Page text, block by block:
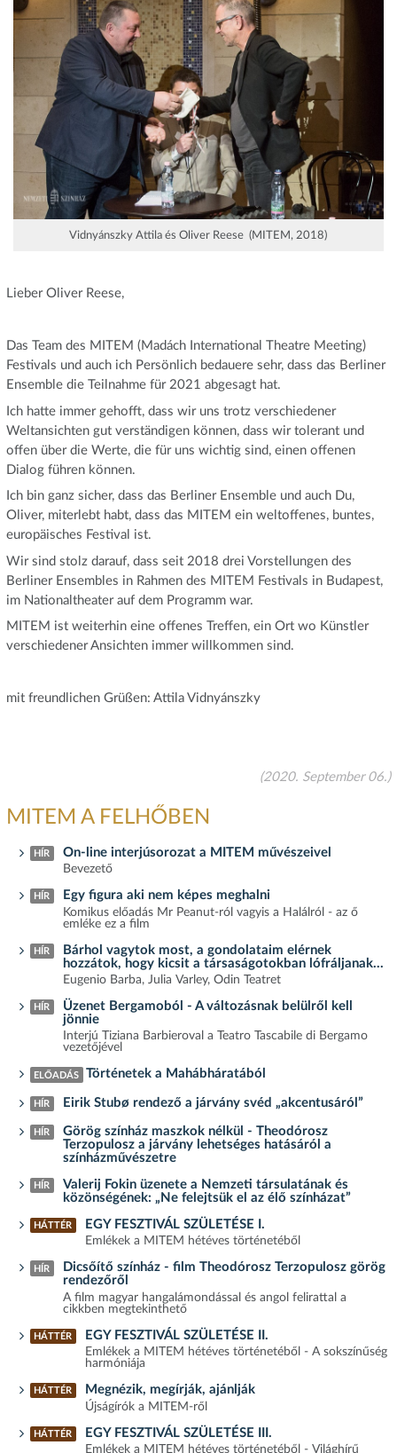
Vidnyánszky Attila és Oliver Reese (MITEM, 2018)
Lieber Oliver Reese,
Das Team des MITEM (Madách International Theatre Meeting)
Festivals und auch ich Persönlich bedauere sehr, dass das Berliner
Ensemble die Teilnahme für 2021 abgesagt hat.
Ich hatte immer gehofft, dass wir uns trotz verschiedener
Weltansichten gut verständigen können, dass wir tolerant und
offen über die Werte, die für uns wichtig sind, einen offenen
Dialog führen können.
Ich bin ganz sicher, dass das Berliner Ensemble und auch Du,
Oliver, miterlebt habt, dass das MITEM ein weltoffenes, buntes,
europäisches Festival ist.
Wir sind stolz darauf, dass seit 2018 drei Vorstellungen des
Berliner Ensembles in Rahmen des MITEM Festivals in Budapest,
im Nationaltheater auf dem Programm war.
MITEM ist weiterhin eine offenes Treffen, ein Ort wo Künstler
verschiedener Ansichten immer willkommen sind.
mit freundlichen Grüßen: Attila Vidnyánszky
(2020. September 06.)
MITEM A FELHŐBEN
HÍR On-line interjúsorozat a MITEM művészeivel
Bevezető
HÍR Egy figura aki nem képes meghalni
Komikus előadás Mr Peanut-ról vagyis a Halálról - az ő
emléke ez a film
HÍR
Bárhol vagytok most, a gondolataim elérnek
hozzátok, hogy kicsit a társaságotokban lófráljanak...
Eugenio Barba, Julia Varley, Odin Teatret
HÍR
Üzenet Bergamoból - A változásnak belülről kell
jönnie
Interjú Tiziana Barbieroval a Teatro Tascabile di Bergamo
vezetőjével
ELŐADÁS Történetek a Mahábháratából
HÍR Eirik Stubø rendező a járvány svéd „akcentusáról”
HÍR
Görög színház maszkok nélkül - Theodórosz
Terzopulosz a járvány lehetséges hatásáról a
színházművészetre
HÍR
Valerij Fokin üzenete a Nemzeti társulatának és
közönségének: „Ne felejtsük el az élő színházat”
HÁTTÉR EGY FESZTIVÁL SZÜLETÉSE I.
Emlékek a MITEM hétéves történetéből
HÍR
Dicsőítő színház - film Theodórosz Terzopulosz görög
rendezőről
A film magyar hangalámondással és angol felirattal a
cikkben megtekinthető
HÁTTÉR EGY FESZTIVÁL SZÜLETÉSE II.
Emlékek a MITEM hétéves történetéből - A sokszínűség
harmóniája
HÁTTÉR Megnézik, megírják, ajánlják
Újságírók a MITEM-ről
HÁTTÉR EGY FESZTIVÁL SZÜLETÉSE III.
Emlékek a MITEM hétéves történetéből - Világhírű